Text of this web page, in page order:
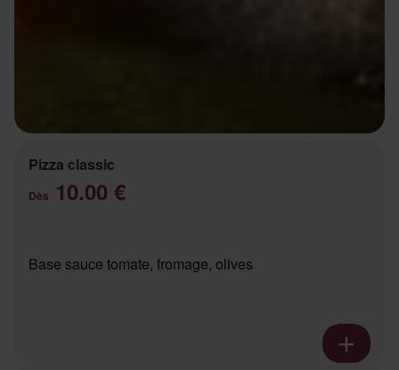
Pizza classic
Dès 10.00 €
Base sauce tomate, fromage, olives